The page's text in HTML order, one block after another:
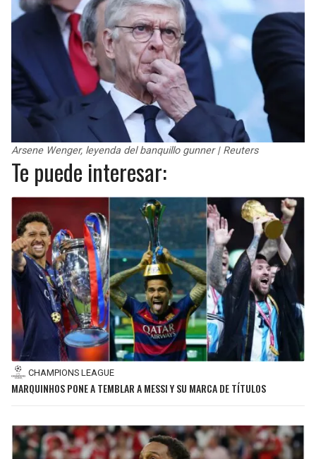
Arsene Wenger, leyenda del banquillo gunner | Reuters
Te puede interesar:
CHAMPIONS LEAGUE
MARQUINHOS PONE A TEMBLAR A MESSI Y SU MARCA DE TÍTULOS